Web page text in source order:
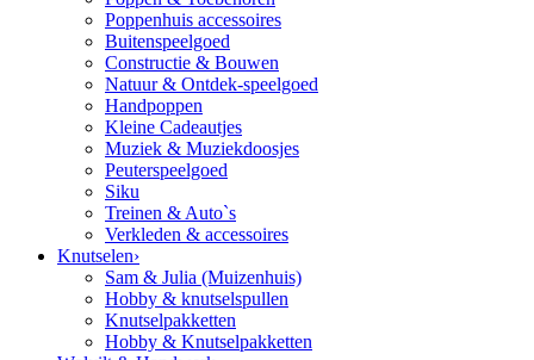
Poppenhuis accessoires
Buitenspeelgoed
Constructie & Bouwen
Natuur & Ontdek-speelgoed
Handpoppen
Kleine Cadeautjes
Muziek & Muziekdoosjes
Peuterspeelgoed
Siku
Treinen & Auto`s
Verkleden & accessoires
Knutselen›
Sam & Julia (Muizenhuis)
Hobby & knutselspullen
Knutselpakketten
Hobby & Knutselpakketten